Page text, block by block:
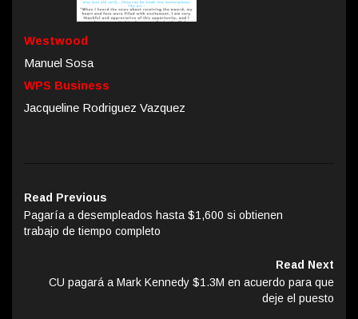
Westwood
Manuel Sosa
WPS Business
Jacqueline Rodriguez Vazquez
Read Previous
Pagaría a desempleados hasta $1,600 si obtienen
trabajo de tiempo completo
Read Next
CU pagará a Mark Kennedy $1.3M en acuerdo para que
deje el puesto